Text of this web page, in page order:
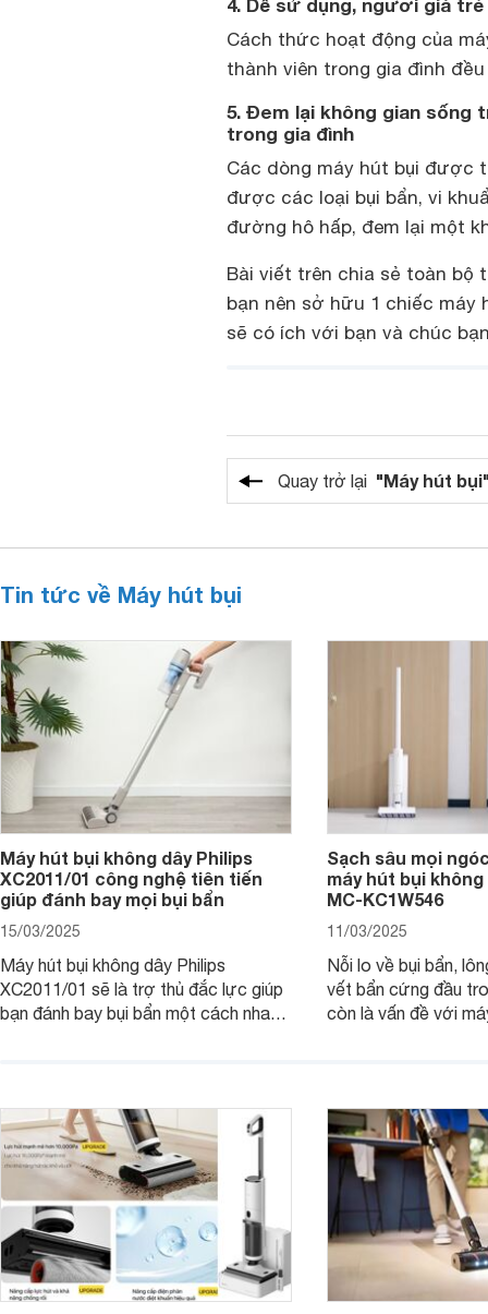
4. Dễ sử dụng, người già
Cách thức hoạt động của
thành viên trong gia đình
5. Đem lại không gian sống
trong gia đình
Các dòng máy hút bụi được
được các loại bụi bẩn, vi
đường hô hấp, đem lại một
Bài viết trên chia sẻ toàn bộ
bạn nên sở hữu 1 chiếc máy
sẽ có ích với bạn và chúc
Quay trở lại "Máy hút
Tin tức về Máy hút bụi
Máy hút bụi không dây Philips
XC2011/01 công nghệ tiên tiến
giúp đánh bay mọi bụi bẩn
15/03/2025
Máy hút bụi không dây Philips
XC2011/01 sẽ là trợ thủ đắc lực giúp
bạn đánh bay bụi bẩn một cách nhanh
năng nổi bật của sản phẩm này nhé.
Sạch sâu mọi
máy hút bụi
MC-KC1W546
11/03/2025
Nỗi lo về bụi bẩn,
vết bẩn cứng đầu
còn là vấn đề với
ngóc ngách, trả lại
gian sống sạch sẽ